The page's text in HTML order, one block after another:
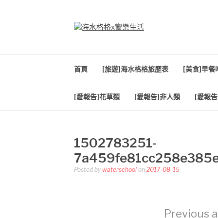
首頁 [旅遊]海水格格旅歷表 [美食]早餐
[愛報告]花草類 [愛報告]非人類 [愛報
1502783251-
Posted by waterschool on 2017-08-15
Previous